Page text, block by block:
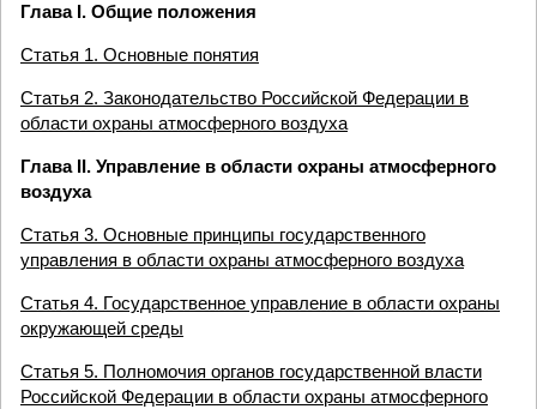
Глава I. Общие положения
Статья 1. Основные понятия
Статья 2. Законодательство Российской Федерации в
области охраны атмосферного воздуха
Глава II. Управление в области охраны атмосферного
воздуха
Статья 3. Основные принципы государственного
управления в области охраны атмосферного воздуха
Статья 4. Государственное управление в области охраны
окружающей среды
Статья 5. Полномочия органов государственной власти
Российской Федерации в области охраны атмосферного